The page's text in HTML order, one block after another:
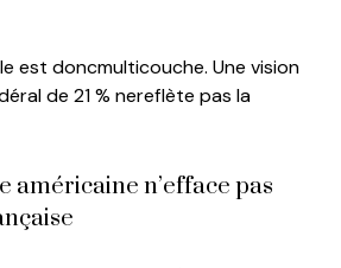
est doncmulticouche. Une vision
de 21 % nereflète pas la
américaine n’efface pas